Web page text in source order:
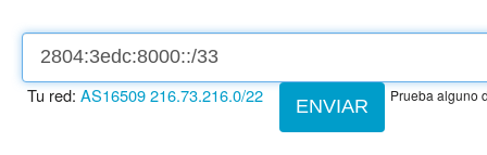
ENVIAR
Tu red: AS16509216.73.216.0/22 Prueba alguno